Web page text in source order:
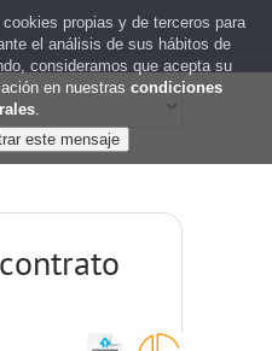
propias y de terceros para
el análisis de sus hábitos de
consideramos que acepta su
en nuestras condiciones
.